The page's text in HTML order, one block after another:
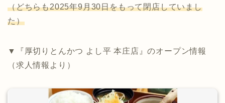
（どちらも2025年9月30日をもって閉店していまし
た）
▼『厚切りとんかつ よし平 本庄店』のオープン情報
（求人情報より）